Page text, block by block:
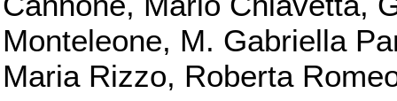
Monteleone, M. Gabriella
Maria Rizzo, Roberta